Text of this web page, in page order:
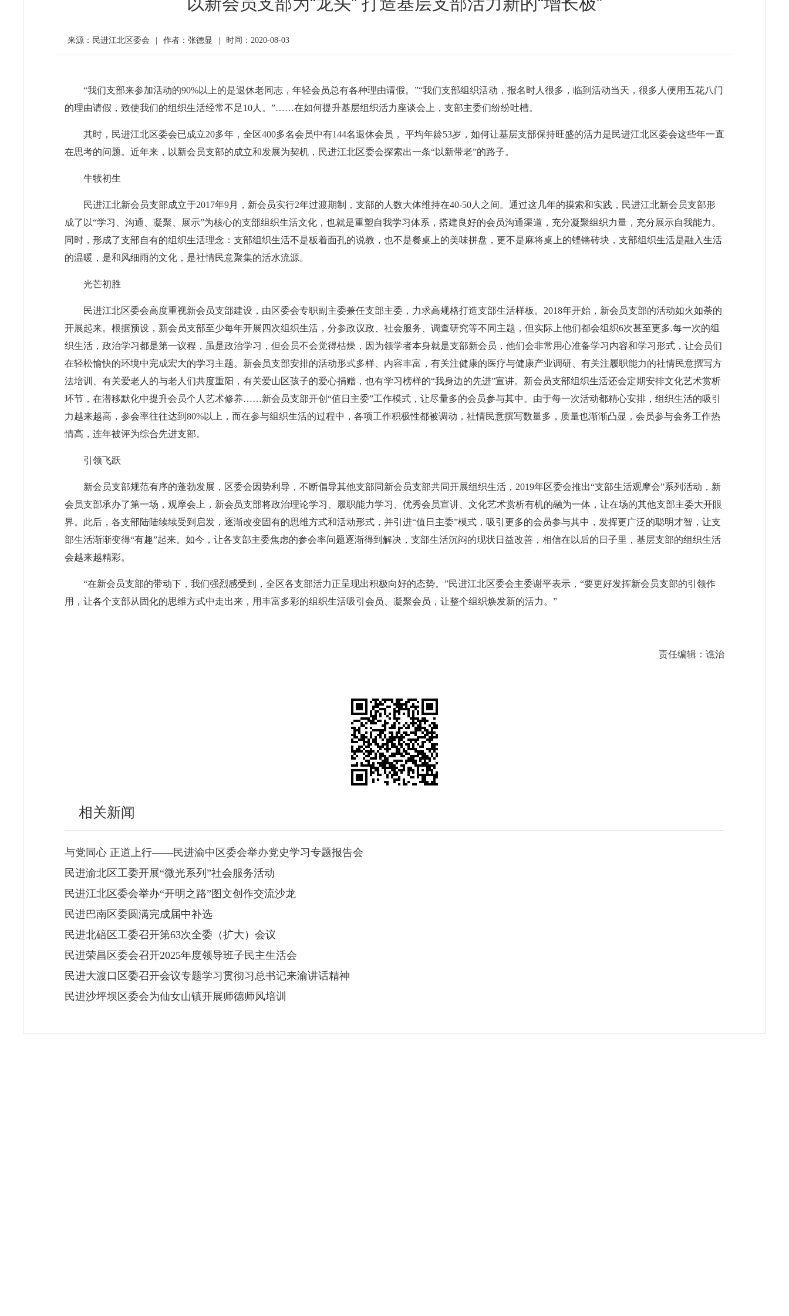
来源：民进江北区委会 作者：张德显 时间：2020-08-03
“我们支部来参加活动的90%以上的是退休老同志，年轻会员总有各种理由请假。”“我们支部组织活动，报名时人很多，临到活动当天，很多人便用五花八门
的理由请假，致使我们的组织生活经常不足10人。”……在如何提升基层组织活力座谈会上，支部主委们纷纷吐槽。
其时，民进江北区委会已成立20多年，全区400多名会员中有144名退休会员， 平均年龄53岁，如何让基层支部保持旺盛的活力是民进江北区委会这些年一直
在思考的问题。近年来，以新会员支部的成立和发展为契机，民进江北区委会探索出一条“以新带老”的路子。
牛犊初生
民进江北新会员支部成立于2017年9月，新会员实行2年过渡期制，支部的人数大体维持在40-50人之间。通过这几年的摸索和实践，民进江北新会员支部形
成了以“学习、沟通、凝聚、展示”为核心的支部组织生活文化，也就是重塑自我学习体系，搭建良好的会员沟通渠道，充分凝聚组织力量，充分展示自我能力。
同时，形成了支部自有的组织生活理念：支部组织生活不是板着面孔的说教，也不是餐桌上的美味拼盘，更不是麻将桌上的铿锵砖块，支部组织生活是融入生活
的温暖，是和风细雨的文化，是社情民意聚集的活水流源。
光芒初胜
民进江北区委会高度重视新会员支部建设，由区委会专职副主委兼任支部主委，力求高规格打造支部生活样板。2018年开始，新会员支部的活动如火如荼的
开展起来。根据预设，新会员支部至少每年开展四次组织生活，分参政议政、社会服务、调查研究等不同主题，但实际上他们都会组织6次甚至更多.每一次的组
织生活，政治学习都是第一议程，虽是政治学习，但会员不会觉得枯燥，因为领学者本身就是支部新会员，他们会非常用心准备学习内容和学习形式，让会员们
在轻松愉快的环境中完成宏大的学习主题。新会员支部安排的活动形式多样、内容丰富，有关注健康的医疗与健康产业调研、有关注履职能力的社情民意撰写方
法培训、有关爱老人的与老人们共度重阳，有关爱山区孩子的爱心捐赠，也有学习榜样的“我身边的先进”宣讲。新会员支部组织生活还会定期安排文化艺术赏析
环节，在潜移默化中提升会员个人艺术修养……新会员支部开创“值日主委”工作模式，让尽量多的会员参与其中。由于每一次活动都精心安排，组织生活的吸引
力越来越高，参会率往往达到80%以上，而在参与组织生活的过程中，各项工作积极性都被调动，社情民意撰写数量多，质量也渐渐凸显，会员参与会务工作热
情高，连年被评为综合先进支部。
引领飞跃
新会员支部规范有序的蓬勃发展，区委会因势利导，不断倡导其他支部同新会员支部共同开展组织生活，2019年区委会推出“支部生活观摩会”系列活动，新
会员支部承办了第一场，观摩会上，新会员支部将政治理论学习、履职能力学习、优秀会员宣讲、文化艺术赏析有机的融为一体，让在场的其他支部主委大开眼
界。此后，各支部陆陆续续受到启发，逐渐改变固有的思维方式和活动形式，并引进“值日主委”模式，吸引更多的会员参与其中，发挥更广泛的聪明才智，让支
部生活渐渐变得“有趣”起来。如今，让各支部主委焦虑的参会率问题逐渐得到解决，支部生活沉闷的现状日益改善，相信在以后的日子里，基层支部的组织生活
会越来越精彩。
“在新会员支部的带动下，我们强烈感受到，全区各支部活力正呈现出积极向好的态势。”民进江北区委会主委谢平表示，“要更好发挥新会员支部的引领作
用，让各个支部从固化的思维方式中走出来，用丰富多彩的组织生活吸引会员、凝聚会员，让整个组织焕发新的活力。”
责任编辑：谯治
相关新闻
与党同心 正道上行——民进渝中区委会举办党史学习专题报告会
民进渝北区工委开展“微光系列”社会服务活动
民进江北区委会举办“开明之路”图文创作交流沙龙
民进巴南区委圆满完成届中补选
民进北碚区工委召开第63次全委（扩大）会议
民进荣昌区委会召开2025年度领导班子民主生活会
民进大渡口区委召开会议专题学习贯彻习总书记来渝讲话精神
民进沙坪坝区委会为仙女山镇开展师德师风培训